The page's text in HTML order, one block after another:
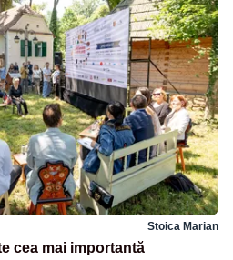
Stoica Marian
cea mai importantă